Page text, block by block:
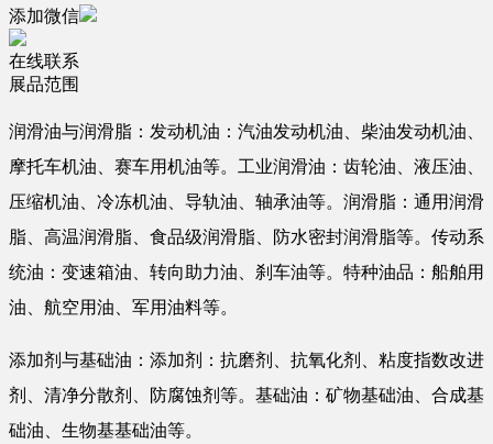
添加微信
在线联系
展品范围
润滑油与润滑脂：发动机油：汽油发动机油、柴油发动机油、
摩托车机油、赛车用机油等。工业润滑油：齿轮油、液压油、
压缩机油、冷冻机油、导轨油、轴承油等。润滑脂：通用润滑
脂、高温润滑脂、食品级润滑脂、防水密封润滑脂等。传动系
统油：变速箱油、转向助力油、刹车油等。特种油品：船舶用
油、航空用油、军用油料等。
添加剂与基础油：添加剂：抗磨剂、抗氧化剂、粘度指数改进
剂、清净分散剂、防腐蚀剂等。基础油：矿物基础油、合成基
础油、生物基基础油等。